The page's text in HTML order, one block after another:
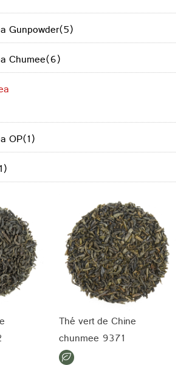
Gunpowder(5)
Chumee(6)
OP(1)
Thé vert de Chine
chunmee 9371